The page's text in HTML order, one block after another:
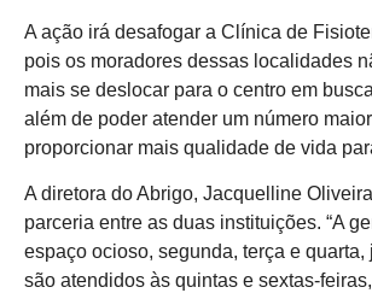
A ação irá desafogar a Clínica de
pois os moradores dessas localidades
mais se deslocar para o centro em
além de poder atender um número
proporcionar mais qualidade de vida
A diretora do Abrigo, Jacquelline
parceria entre as duas instituições. “A
espaço ocioso, segunda, terça e
são atendidos às quintas e sextas-